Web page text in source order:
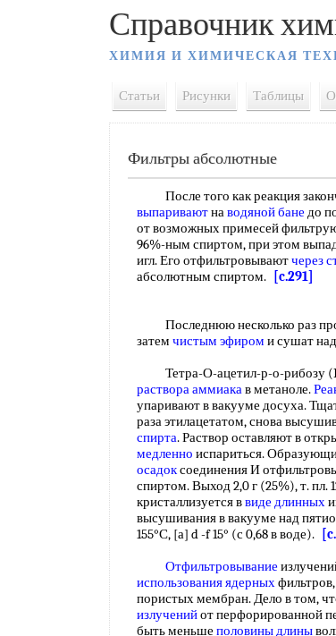
Справочник
ХИМИЯ И ХИМИЧЕСКАЯ
Статьи Рисунки Таблицы О
Фильтры абсолютные
После того как реакция
выпариваютнаводяной бане до
от возможных примесей
96%-ным спиртом, при этом
игл. Его отфильтровываютчерез
абсолютным спиртом.
[c.291]
Последнюю несколько раз
затем чистым эфиром и сушат над
Тетра-О-ацетил-р-о-рибозу (I)
раствора аммиакав метаноле.
упаривают в вакууме досуха.
раза этилацетатом, снова
спирта. Раствор оставляют в
медленно испариться.
осадоксоединения И
спиртом. Выход 2,0 г (25%), т. пл.
кристаллизуется ввиде длинных
высушивания в вакууме над
155°С, [а] d -f 15° (с 0,68 в воде).
Отфильтровывание
использования ядерных
пористых мембран. Дело в том,
излученийот перфорированной
быть меньше половины длины